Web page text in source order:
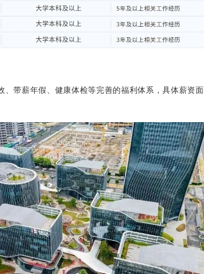
、带薪年假、健康体检等完善的福利体系，具体薪资面